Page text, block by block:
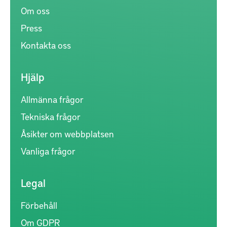
Om oss
Press
Kontakta oss
Hjälp
Allmänna frågor
Tekniska frågor
Åsikter om webbplatsen
Vanliga frågor
Legal
Förbehåll
Om GDPR